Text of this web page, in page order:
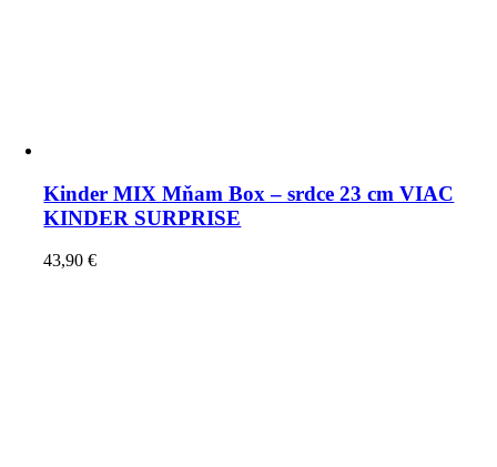
Kinder MIX Mňam Box – srdce 23 cm VIAC
KINDER SURPRISE
43,90€